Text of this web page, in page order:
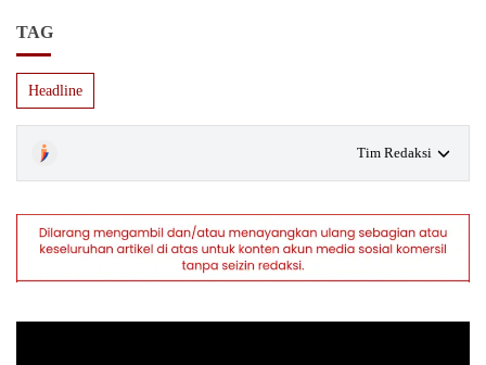
TAG
Headline
Tim Redaksi